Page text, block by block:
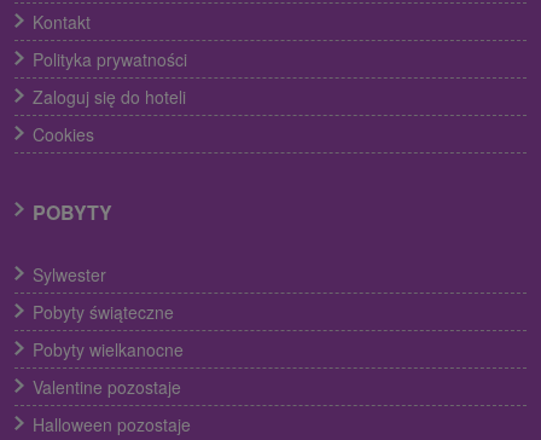
Kontakt
Polityka prywatności
Zaloguj się do hoteli
Cookies
POBYTY
Sylwester
Pobyty świąteczne
Pobyty wielkanocne
Valentine pozostaje
Halloween pozostaje